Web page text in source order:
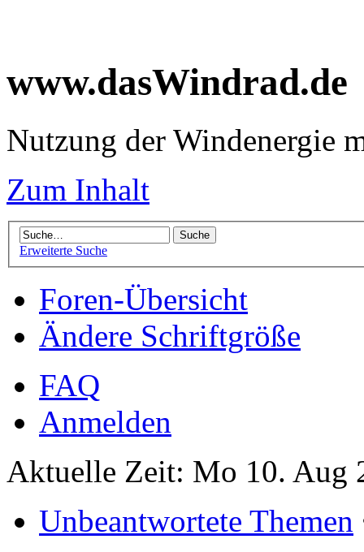
www.dasWindrad.de
Nutzung der Windenergie
Zum Inhalt
Erweiterte Suche
Foren-Übersicht
Ändere Schriftgröße
FAQ
Anmelden
Aktuelle Zeit: Mo 10. Aug
Unbeantwortete Themen